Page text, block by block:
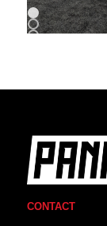
CONTACT